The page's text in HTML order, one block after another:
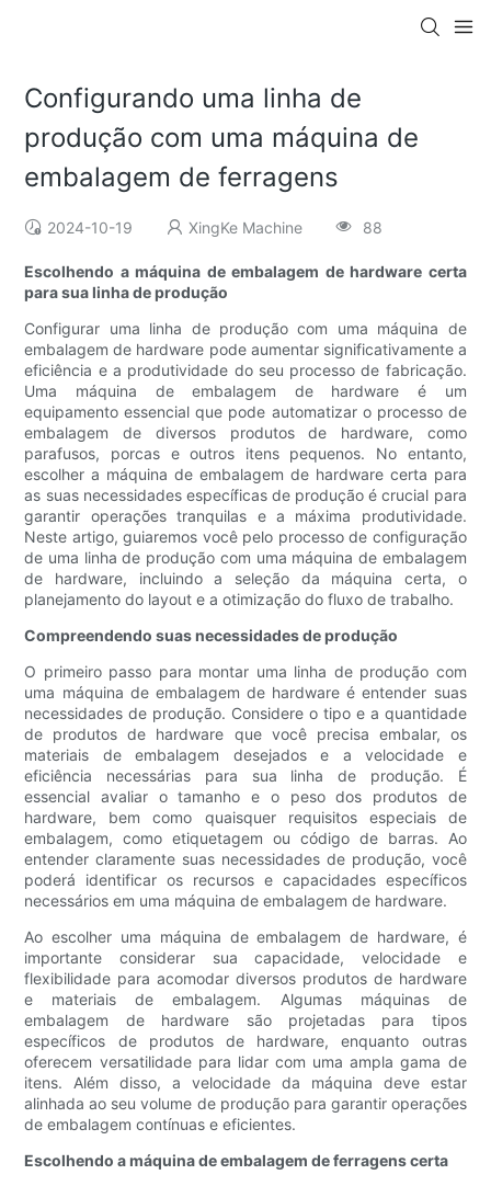
Configurando uma linha de
produção com uma máquina de
embalagem de ferragens
2024-10-19 XingKe Machine 88
Escolhendo a máquina de embalagem de hardware certa
para sua linha de produção
Configurar uma linha de produção com uma máquina de
embalagem de hardware pode aumentar significativamente a
eficiência e a produtividade do seu processo de fabricação.
Uma máquina de embalagem de hardware é um
equipamento essencial que pode automatizar o processo de
embalagem de diversos produtos de hardware, como
parafusos, porcas e outros itens pequenos. No entanto,
escolher a máquina de embalagem de hardware certa para
as suas necessidades específicas de produção é crucial para
garantir operações tranquilas e a máxima produtividade.
Neste artigo, guiaremos você pelo processo de configuração
de uma linha de produção com uma máquina de embalagem
de hardware, incluindo a seleção da máquina certa, o
planejamento do layout e a otimização do fluxo de trabalho.
Compreendendo suas necessidades de produção
O primeiro passo para montar uma linha de produção com
uma máquina de embalagem de hardware é entender suas
necessidades de produção. Considere o tipo e a quantidade
de produtos de hardware que você precisa embalar, os
materiais de embalagem desejados e a velocidade e
eficiência necessárias para sua linha de produção. É
essencial avaliar o tamanho e o peso dos produtos de
hardware, bem como quaisquer requisitos especiais de
embalagem, como etiquetagem ou código de barras. Ao
entender claramente suas necessidades de produção, você
poderá identificar os recursos e capacidades específicos
necessários em uma máquina de embalagem de hardware.
Ao escolher uma máquina de embalagem de hardware, é
importante considerar sua capacidade, velocidade e
flexibilidade para acomodar diversos produtos de hardware
e materiais de embalagem. Algumas máquinas de
embalagem de hardware são projetadas para tipos
específicos de produtos de hardware, enquanto outras
oferecem versatilidade para lidar com uma ampla gama de
itens. Além disso, a velocidade da máquina deve estar
alinhada ao seu volume de produção para garantir operações
de embalagem contínuas e eficientes.
Escolhendo a máquina de embalagem de ferragens certa